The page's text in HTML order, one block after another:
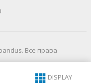
Все права
DISPLAY